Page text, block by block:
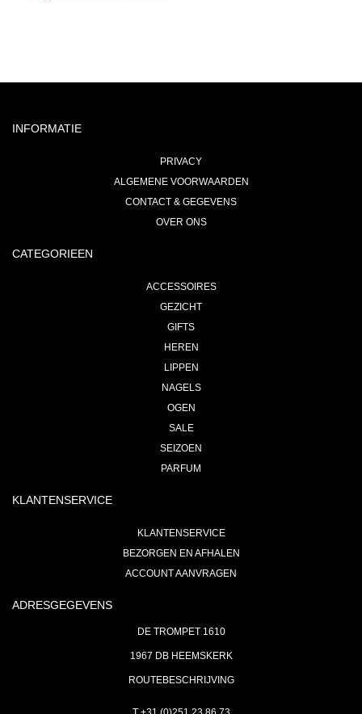
INFORMATIE
PRIVACY
ALGEMENE VOORWAARDEN
CONTACT & GEGEVENS
OVER ONS
CATEGORIEEN
ACCESSOIRES
GEZICHT
GIFTS
HEREN
LIPPEN
NAGELS
OGEN
SALE
SEIZOEN
PARFUM
KLANTENSERVICE
KLANTENSERVICE
BEZORGEN EN AFHALEN
ACCOUNT AANVRAGEN
ADRESGEGEVENS
DE TROMPET 1610
1967 DB HEEMSKERK
ROUTEBESCHRIJVING